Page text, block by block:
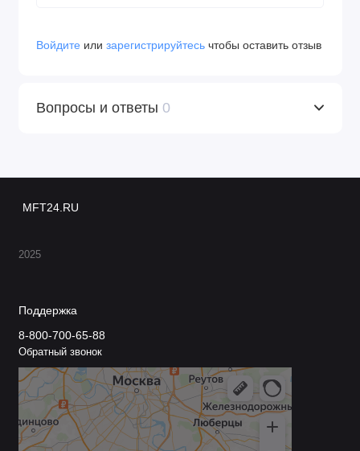
Войдите или зарегистрируйтесь чтобы оставить отзыв
Вопросы и ответы 0
MFT24.RU
2025
Поддержка
8-800-700-65-88
Обратный звонок